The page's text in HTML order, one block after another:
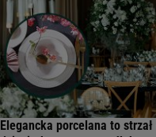
Elegancka porcelana to strzał